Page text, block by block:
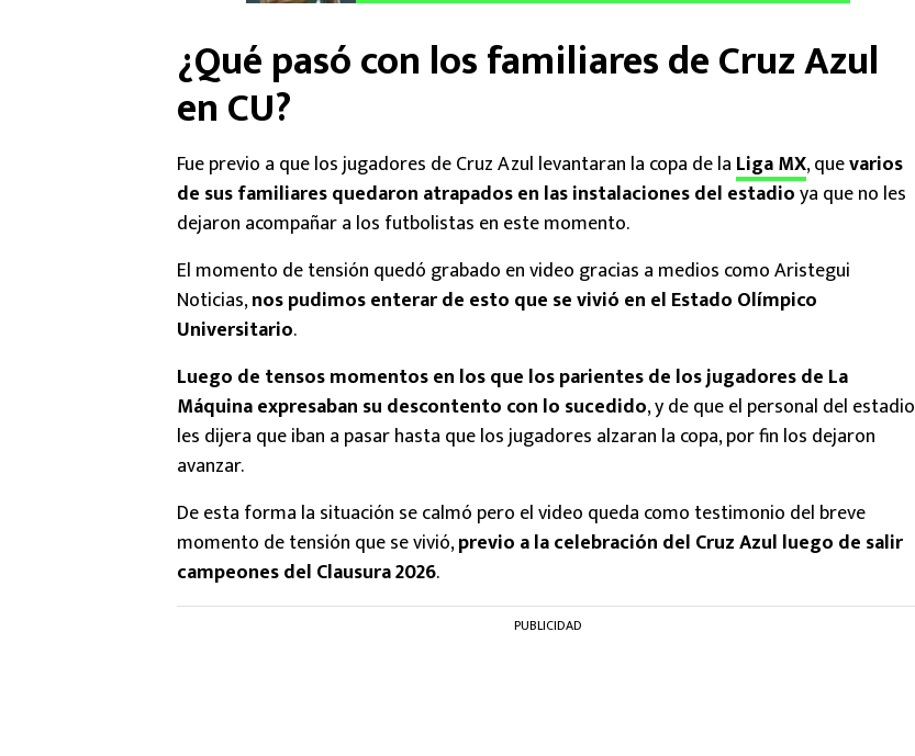
¿Qué pasó con los familiares de Cruz Azul
en CU?
Fue previo a que los jugadores de Cruz Azul levantaran la copa de la Liga MX, quevarios
de sus familiares quedaron atrapados en las instalaciones del estadioya que no les
dejaron acompañar a los futbolistas en este momento.
El momento de tensión quedó grabado en video gracias a medios como Aristegui
Noticias,nos pudimos enterar de esto que se vivió en el Estado Olímpico
Universitario.
Luego de tensos momentos en los que los parientes de los jugadores de La
Máquina expresaban su descontento con lo sucedido, y de que el personal del estadio
les dijera que iban a pasar hasta que los jugadores alzaran la copa, por fin los dejaron
avanzar.
De esta forma la situación se calmó pero el video queda como testimonio del breve
momento de tensión que se vivió,previo a la celebración del Cruz Azul luego de salir
campeones del Clausura 2026.
PUBLICIDAD